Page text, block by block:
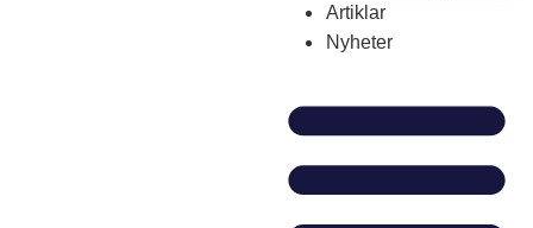
Artiklar
Nyheter